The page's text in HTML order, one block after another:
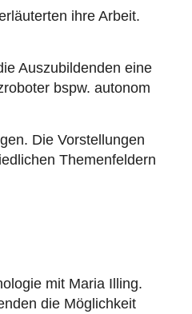
ihre Arbeit.
Auszubildenden eine
bspw. autonom
Die Vorstellungen
Themenfeldern
mit Maria Illing.
die Möglichkeit